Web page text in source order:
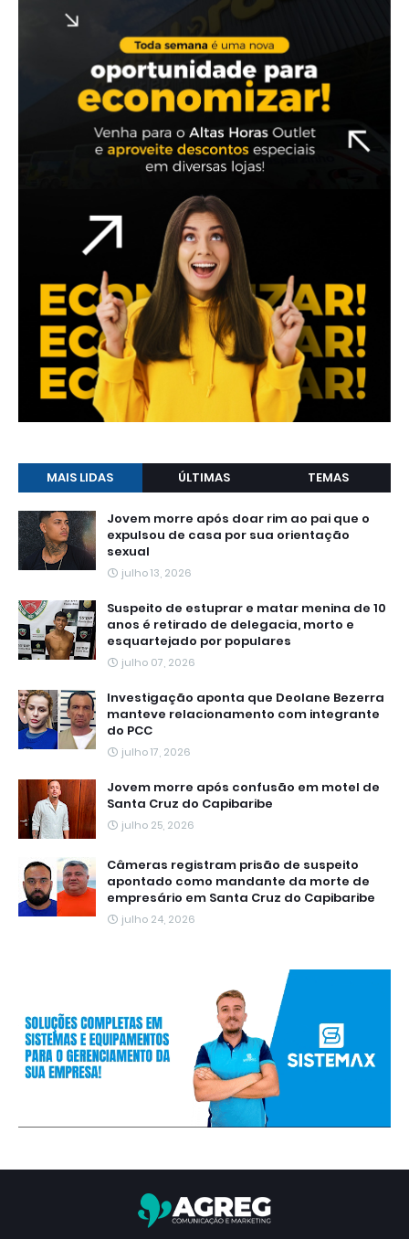
MAIS LIDAS ÚLTIMAS TEMAS
Jovem morre após doar rim ao pai que o
expulsou de casa por sua orientação
sexual
julho 13, 2026
Suspeito de estuprar e matar menina de 10
anos é retirado de delegacia, morto e
esquartejado por populares
julho 07, 2026
Investigação aponta que Deolane Bezerra
manteve relacionamento com integrante
do PCC
julho 17, 2026
Jovem morre após confusão em motel de
Santa Cruz do Capibaribe
julho 25, 2026
Câmeras registram prisão de suspeito
apontado como mandante da morte de
empresário em Santa Cruz do Capibaribe
julho 24, 2026